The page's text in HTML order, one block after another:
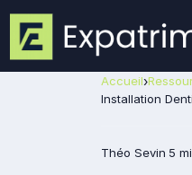
Accueil›
Théo Sevin 5